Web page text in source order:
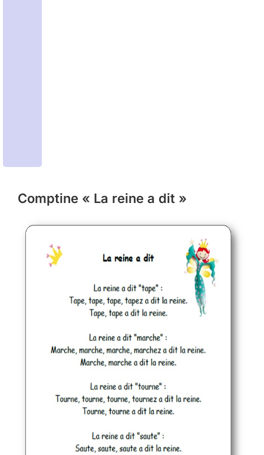
Comptine « La reine a dit »